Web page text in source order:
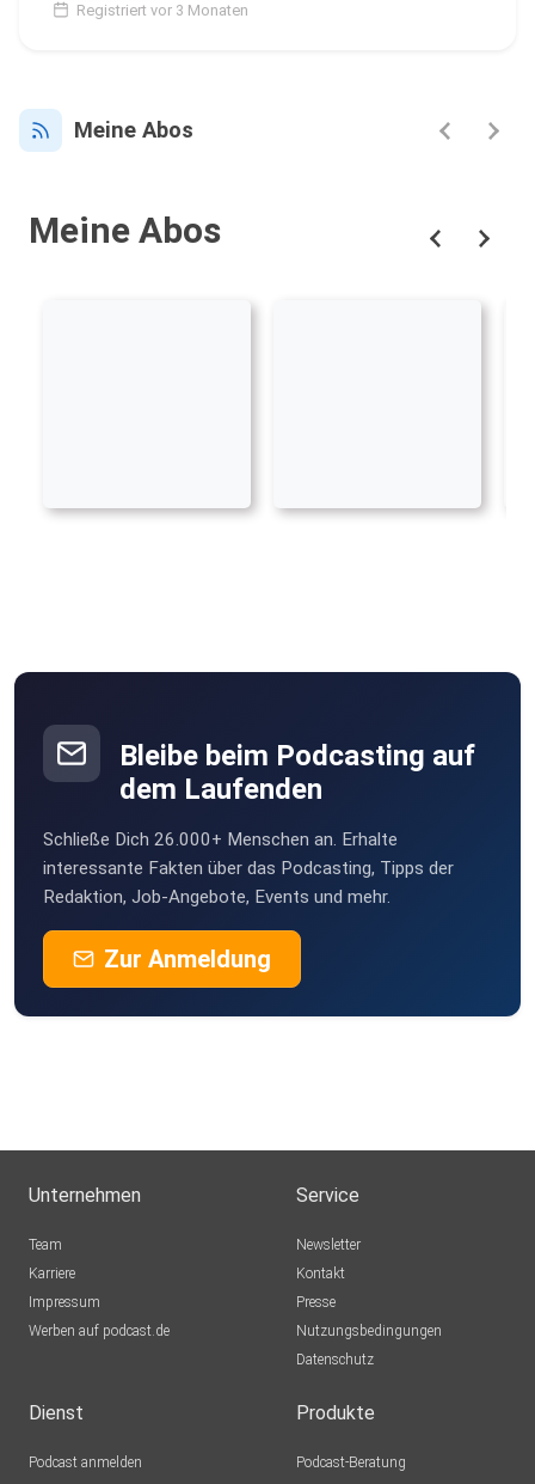
Registriert vor 3 Monaten
Meine Abos
Meine Abos
Bleibe beim Podcasting auf
dem Laufenden
Schließe Dich 26.000+ Menschen an. Erhalte
interessante Fakten über das Podcasting, Tipps der
Redaktion, Job-Angebote, Events und mehr.
Zur Anmeldung
Unternehmen
Team
Karriere
Impressum
Werben auf podcast.de
Service
Newsletter
Kontakt
Presse
Nutzungsbedingungen
Datenschutz
Dienst
Podcast anmelden
Produkte
Podcast-Beratung